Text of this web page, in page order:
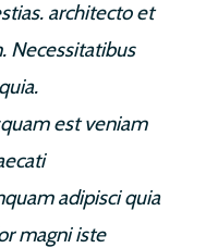
architecto et
Necessitatibus
est veniam
adipisci quia
magni iste